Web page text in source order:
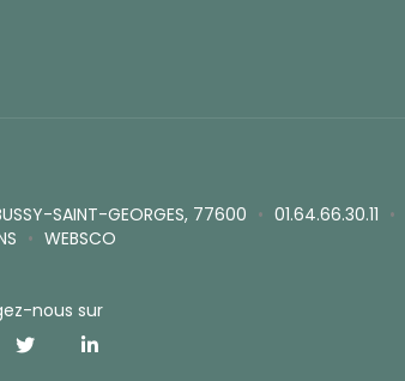
SAINT-GEORGES, 77600 • 01.64.66.30.11 •
• WEBSCO
nous sur